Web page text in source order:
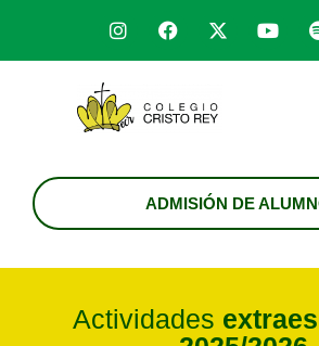
ADMISIÓN DE
Actividades